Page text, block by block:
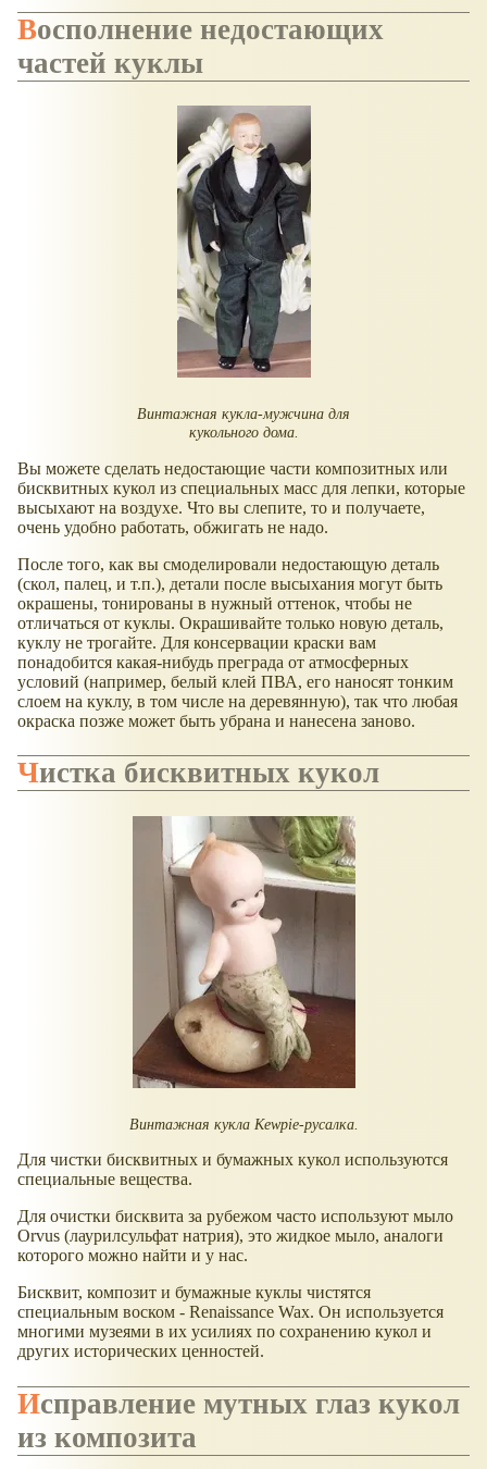
Восполнение недостающих
частей куклы
Винтажная кукла-мужчина для
кукольного дома.
Вы можете сделать недостающие части композитных или
бисквитных кукол из специальных масс для лепки, которые
высыхают на воздухе. Что вы слепите, то и получаете,
очень удобно работать, обжигать не надо.
После того, как вы смоделировали недостающую деталь
(скол, палец, и т.п.), детали после высыхания могут быть
окрашены, тонированы в нужный оттенок, чтобы не
отличаться от куклы. Окрашивайте только новую деталь,
куклу не трогайте. Для консервации краски вам
понадобится какая-нибудь преграда от атмосферных
условий (например, белый клей ПВА, его наносят тонким
слоем на куклу, в том числе на деревянную), так что любая
окраска позже может быть убрана и нанесена заново.
Чистка бисквитных кукол
Винтажная кукла Kewpie-русалка.
Для чистки бисквитных и бумажных кукол используются
специальные вещества.
Для очистки бисквита за рубежом часто используют мыло
Orvus (лаурилсульфат натрия), это жидкое мыло, аналоги
которого можно найти и у нас.
Бисквит, композит и бумажные куклы чистятся
специальным воском - Renaissance Wax. Он используется
многими музеями в их усилиях по сохранению кукол и
других исторических ценностей.
Исправление мутных глаз кукол
из композита